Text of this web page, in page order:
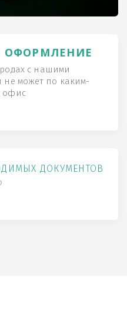
ОФОРМЛЕНИЕ
с нашими
не может по каким-
офис
ДОКУМЕНТОВ